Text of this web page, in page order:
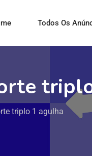
Todos Os
triplo 1 agulha